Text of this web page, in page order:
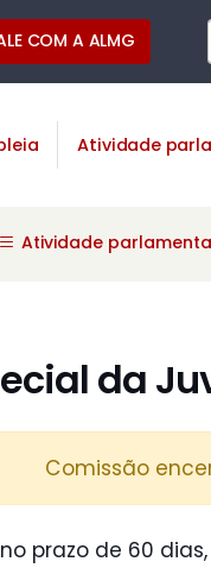
COM A ALMG
Atividade
Atividade
da
Comissão
prazo de 60